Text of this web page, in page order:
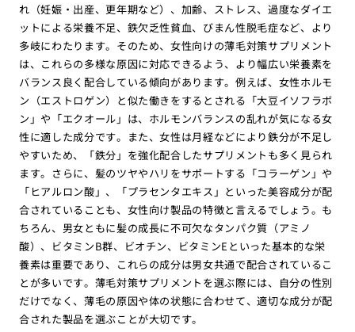
れ（妊娠・出産、更年期など）、加齢、ストレス、過度なダイエ
ットによる栄養不足、鉄欠乏性貧血、びまん性脱毛症など、より
多岐にわたります。そのため、女性向けの薄毛対策サプリメント
は、これらの多様な原因に対応できるよう、より幅広い栄養素を
バランス良く配合している傾向があります。例えば、女性ホルモ
ン（エストロゲン）と似た働きをするとされる「大豆イソフラボ
ン」や「エクオール」は、ホルモンバランスの乱れが気になる女
性に適した成分です。また、女性は月経などにより鉄分が不足し
やすいため、「鉄分」を強化配合したサプリメントも多く見られ
ます。さらに、髪のツヤやハリをサポートする「コラーゲン」や
「ヒアルロン酸」、「プラセンタエキス」といった美容成分が配
合されていることも、女性向け製品の特徴と言えるでしょう。も
ちろん、男女ともに髪の成長に不可欠なタンパク質（アミノ
酸）、ビタミンB群、ビオチン、ビタミンEといった基本的な栄
養素は重要であり、これらの成分は男女共通で配合されているこ
とが多いです。薄毛対策サプリメントを選ぶ際には、自分の性別
だけでなく、薄毛の原因や体の状態に合わせて、適切な成分が配
合された製品を選ぶことが大切です。